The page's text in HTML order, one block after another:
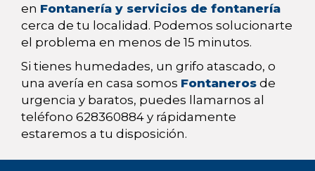
en Fontanería y servicios de fontanería
cerca de tu localidad. Podemos solucionarte
el problema en menos de 15 minutos.
Si tienes humedades, un grifo atascado, o
una avería en casa somos Fontaneros de
urgencia y baratos, puedes llamarnos al
teléfono 628360884 y rápidamente
estaremos a tu disposición.